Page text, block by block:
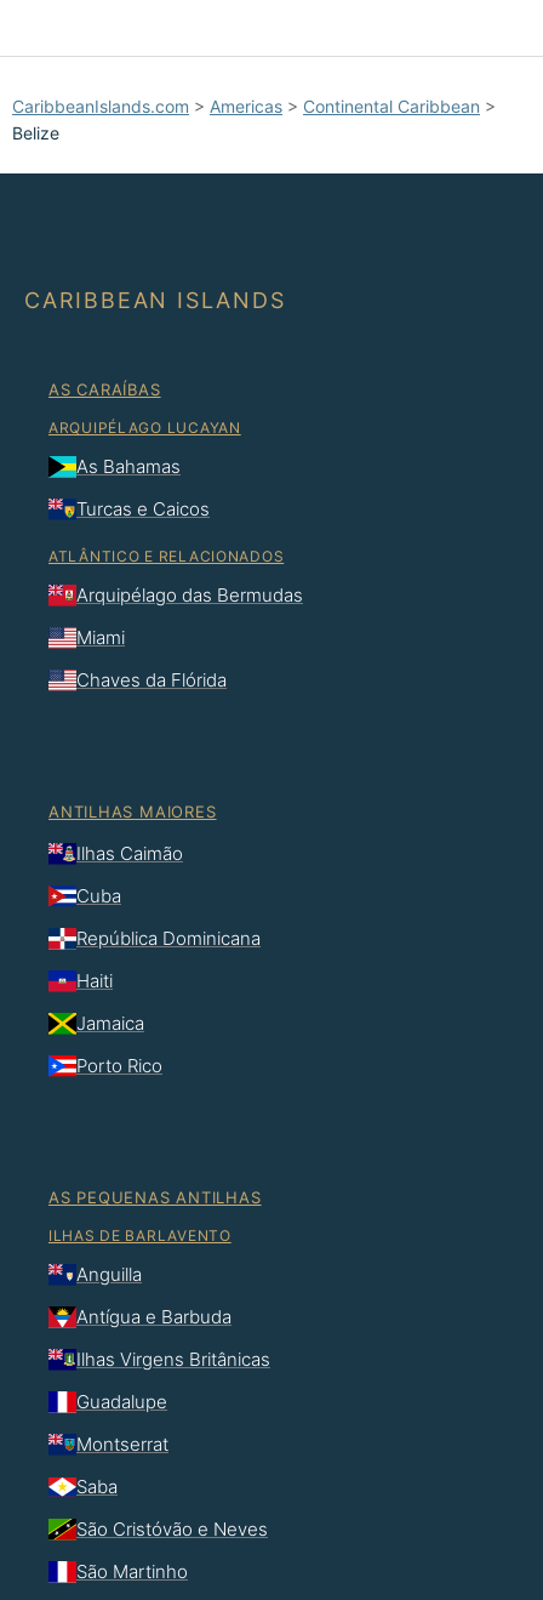
CaribbeanIslands.com > Americas > Continental Caribbean >
Belize
CARIBBEAN ISLANDS
AS CARAÍBAS
ARQUIPÉLAGO LUCAYAN
As Bahamas
Turcas e Caicos
ATLÂNTICO E RELACIONADOS
Arquipélago das Bermudas
Miami
Chaves da Flórida
ANTILHAS MAIORES
Ilhas Caimão
Cuba
República Dominicana
Haiti
Jamaica
Porto Rico
AS PEQUENAS ANTILHAS
ILHAS DE BARLAVENTO
Anguilla
Antígua e Barbuda
Ilhas Virgens Britânicas
Guadalupe
Montserrat
Saba
São Cristóvão e Neves
São Martinho